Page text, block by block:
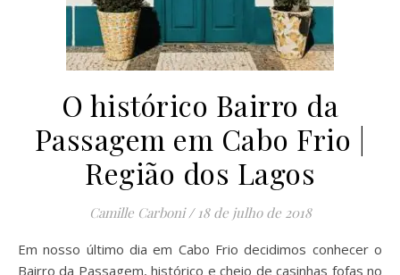
O histórico Bairro da
Passagem em Cabo Frio |
Região dos Lagos
Camille Carboni / 18 de julho de 2018
Em nosso último dia em Cabo Frio decidimos conhecer o
Bairro da Passagem, histórico e cheio de casinhas fofas no